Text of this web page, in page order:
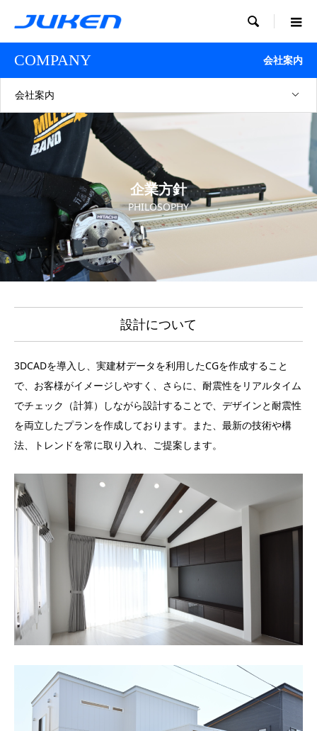

COMPANY 会社案内
会社案内
企業方針
PHILOSOPHY
設計について
3DCADを導入し、実建材データを利用したCGを作成すること
で、お客様がイメージしやすく、さらに、耐震性をリアルタイム
でチェック（計算）しながら設計することで、デザインと耐震性
を両立したプランを作成しております。また、最新の技術や構
法、トレンドを常に取り入れ、ご提案します。